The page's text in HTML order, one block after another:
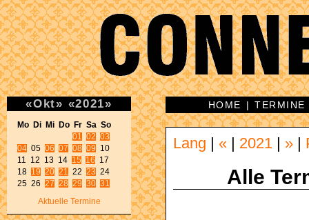
«Okt» «2021»
Mo Di Mi Do Fr Sa So
01
02 03
04 05 06 07 08 09 10
11 12 13 14 15 16 17
18 19 20 21 22 23 24
25 26 27 28 29 30 31
Aktuelle Termine
HOME |TERMINE
Lang « 2021 »
Alle